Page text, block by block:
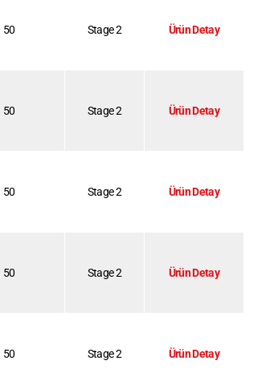
50 Stage 2 Ürün Detay
50 Stage 2 Ürün Detay
50 Stage 2 Ürün Detay
50 Stage 2 Ürün Detay
50 Stage 2 Ürün Detay